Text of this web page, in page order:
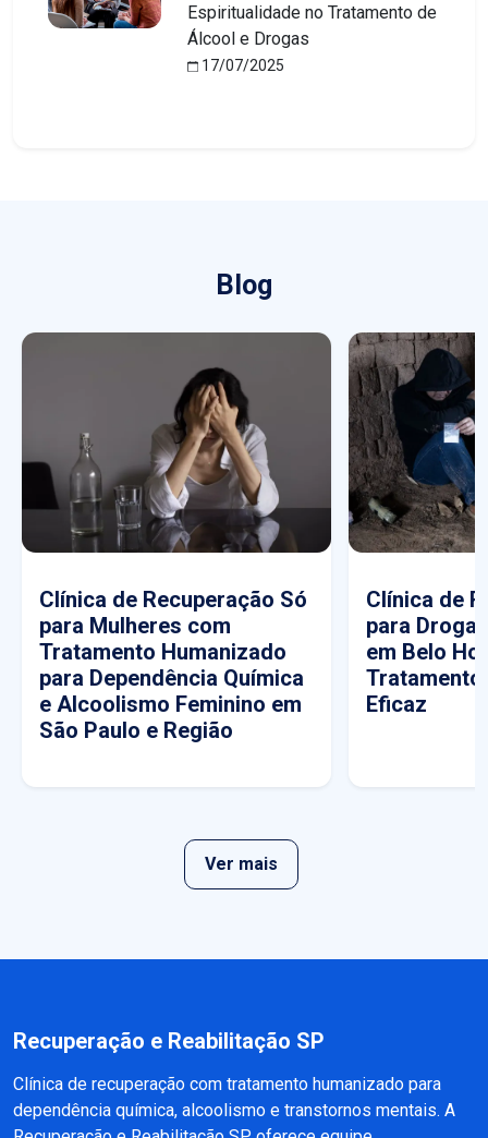
Espiritualidade no Tratamento de
Álcool e Drogas
17/07/2025
Blog
Clínica de Recuperação Só
para Mulheres com
Tratamento Humanizado
para Dependência Química
e Alcoolismo Feminino em
São Paulo e Região
Clínica de
para
em Belo
Tratamento
Eficaz
Ver mais
Recuperação e Reabilitação SP
Clínica de recuperação com tratamento humanizado para
dependência química, alcoolismo e transtornos mentais. A